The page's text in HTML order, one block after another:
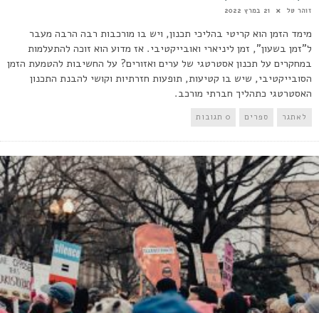
זוהר טל 21 במרץ 2022
מימד הזמן הוא קריטי בהליכי תכנון, ויש בו מורכבות רבה הרבה מעבר
ל"זמן בשעון", זמן ליניארי ואובייקטיבי. אז מדוע הוא זוכה להתעלמות
במחקרים על תכנון אסטרטגי של ערים ואזורים? על החשיבות להטמעת הזמן
הסובייקטיבי, שיש בו קטיעות, תופעות חזרתיות וקושי להבנת התכנון
האסטרטגי כתהליך חברתי מורכב.
לאתגר ספרים 0 תגובות